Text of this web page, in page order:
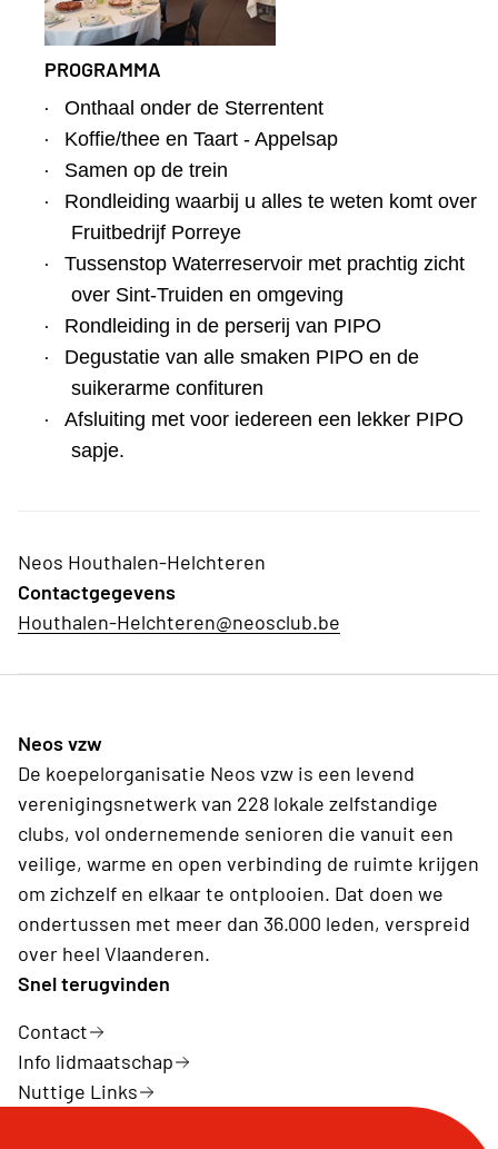
PROGRAMMA
·
Onthaal onder de Sterrentent
· Koffie/thee en Taart - Appelsap
· Samen op de trein
·
Rondleiding waarbij u alles te weten komt over
Fruitbedrijf Porreye
·
Tussenstop Waterreservoir met prachtig zicht
over Sint-Truiden en omgeving
· Rondleiding in de perserij van PIPO
·
Degustatie van alle smaken PIPO en de
suikerarme confituren
·
Afsluiting met voor iedereen een lekker PIPO
sapje.
Neos Houthalen-Helchteren
Contactgegevens
Houthalen-Helchteren@neosclub.be
Neos vzw
De koepelorganisatie Neos vzw is een levend
verenigingsnetwerk van 228 lokale zelfstandige
clubs, vol ondernemende senioren die vanuit een
veilige, warme en open verbinding de ruimte krijgen
om zichzelf en elkaar te ontplooien. Dat doen we
ondertussen met meer dan 36.000 leden, verspreid
over heel Vlaanderen.
Snel terugvinden
Contact
Info lidmaatschap
Nuttige Links